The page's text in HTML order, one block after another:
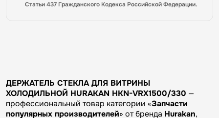
Статьи 437 Гражданского Кодекса Российской Федерации.
ДЕРЖАТЕЛЬ СТЕКЛА ДЛЯ ВИТРИНЫ
ХОЛОДИЛЬНОЙ HURAKAN HKN-VRX1500/330 —
профессиональный товар категории «Запчасти
популярных производителей» от бренда Hurakan,